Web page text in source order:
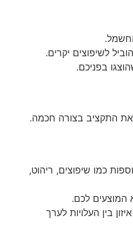
לשיפוצים יקרים.
בפניכם.
התקציב בצורה חכמה.
כמו שיפוצים, ריהוט,
המוצעים לכם.
בין העלויות לערך